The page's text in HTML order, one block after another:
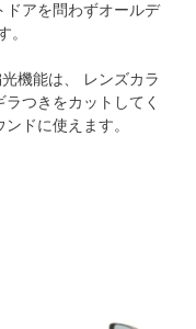
ドアを問わずオールデ
。
機能は、 レンズカラ
つきをカットしてく
ドに使えます。